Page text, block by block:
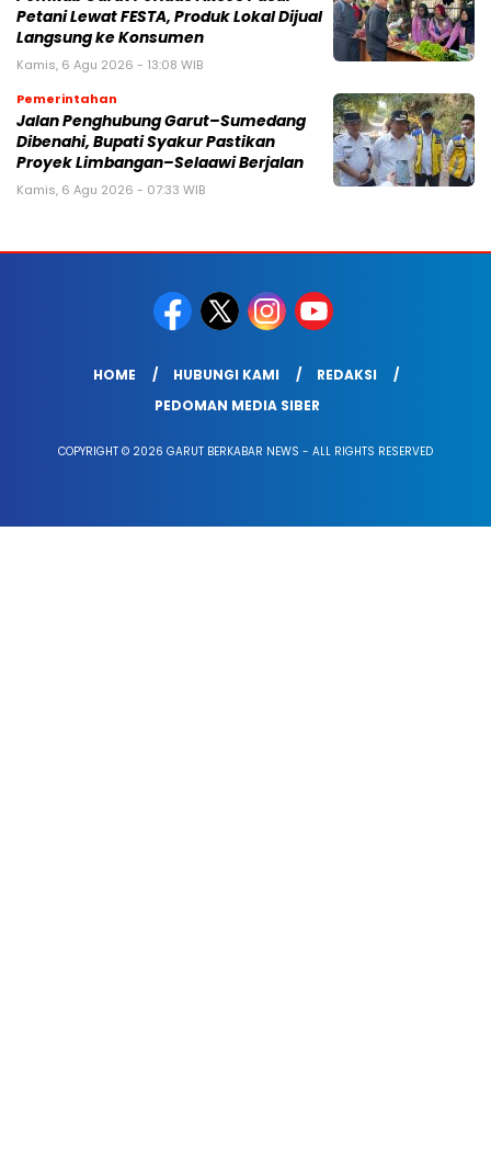
Petani Lewat FESTA, Produk Lokal Dijual
Langsung ke Konsumen
Kamis, 6 Agu 2026 - 13:08 WIB
Pemerintahan
Jalan Penghubung Garut–Sumedang
Dibenahi, Bupati Syakur Pastikan
Proyek Limbangan–Selaawi Berjalan
Kamis, 6 Agu 2026 - 07:33 WIB
HOME HUBUNGI KAMI
REDAKSI
PEDOMAN MEDIA SIBER
COPYRIGHT © 2026 GARUT BERKABAR NEWS - ALL RIGHTS RESERVED